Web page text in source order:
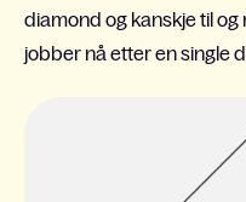
diamond og kanskje til
jobber nå etter en single